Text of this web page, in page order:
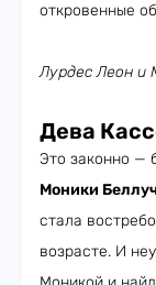
откровенные
Лурдес Леон и
Дева
Это законно —
Моники
стала
возрасте. И